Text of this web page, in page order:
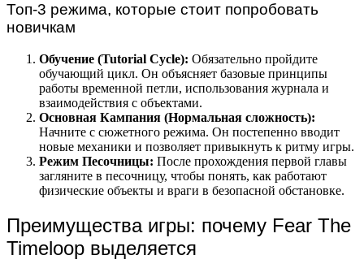
Топ-3 режима, которые стоит попробовать
новичкам
Обучение (Tutorial Cycle): Обязательно пройдите
обучающий цикл. Он объясняет базовые принципы
работы временной петли, использования журнала и
взаимодействия с объектами.
Основная Кампания (Нормальная сложность):
Начните с сюжетного режима. Он постепенно вводит
новые механики и позволяет привыкнуть к ритму игры.
Режим Песочницы: После прохождения первой главы
загляните в песочницу, чтобы понять, как работают
физические объекты и враги в безопасной обстановке.
Преимущества игры: почему Fear The
Timeloop выделяется